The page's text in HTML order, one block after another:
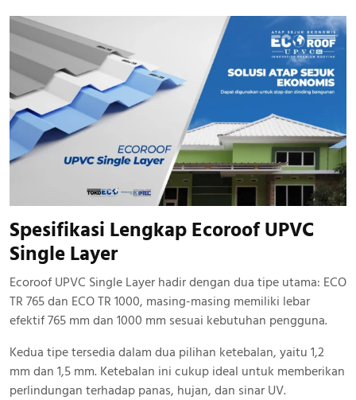
Spesifikasi Lengkap Ecoroof UPVC
Single Layer
Ecoroof UPVC Single Layer hadir dengan dua tipe utama: ECO
TR 765 dan ECO TR 1000, masing-masing memiliki lebar
efektif 765 mm dan 1000 mm sesuai kebutuhan pengguna.
Kedua tipe tersedia dalam dua pilihan ketebalan, yaitu 1,2
mm dan 1,5 mm. Ketebalan ini cukup ideal untuk memberikan
perlindungan terhadap panas, hujan, dan sinar UV.